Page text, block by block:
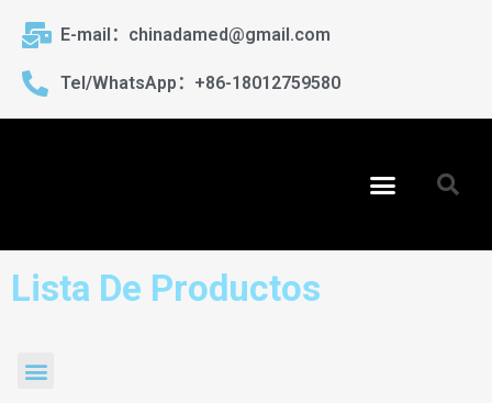
E-mail：chinadamed@gmail.com
Tel/WhatsApp：+86-18012759580
Lista De Productos